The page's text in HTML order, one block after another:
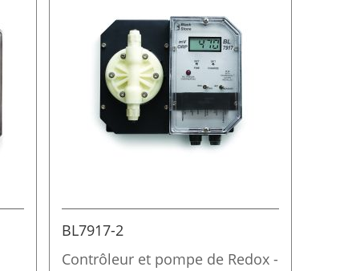
BL7917-2
Contrôleur et pompe de Redox -